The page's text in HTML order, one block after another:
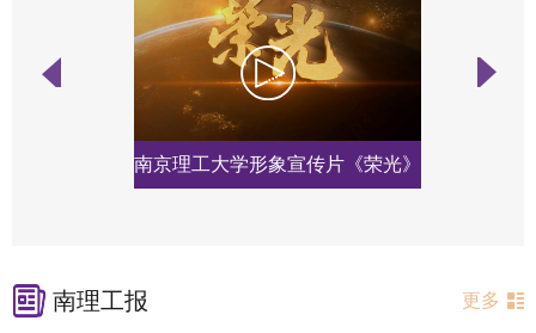
南京理工大学形象宣传片《荣光》
南理工报 更多